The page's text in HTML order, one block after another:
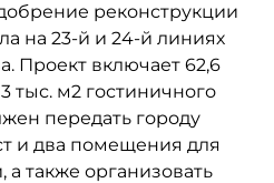
реконструкции
на 23-й и 24-й линиях
Проект включает 62,6
тыс. м2 гостиничного
передать городу
и два помещения для
также организовать